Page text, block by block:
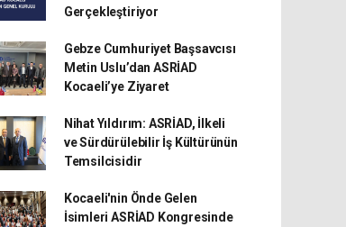
Gerçekleştiriyor
Gebze Cumhuriyet Başsavcısı
Metin Uslu’dan ASRİAD
Kocaeli’ye Ziyaret
Nihat Yıldırım: ASRİAD, İlkeli
ve Sürdürülebilir İş Kültürünün
Temsilcisidir
Kocaeli'nin Önde Gelen
İsimleri ASRİAD Kongresinde